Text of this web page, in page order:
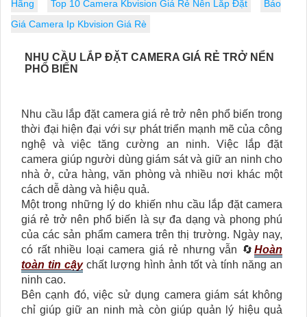
Hãng
Top 10 Camera Kbvision Giá Rẻ Nên Lắp Đặt
Báo
Giá Camera Ip Kbvision Giá Rè
NHU CẦU LẮP ĐẶT CAMERA GIÁ RẺ TRỞ NỂN
PHỔ BIẾN
Nhu cầu lắp đặt camera giá rẻ trở nên phổ biến trong
thời đại hiện đại với sự phát triển mạnh mẽ của công
nghệ và việc tăng cường an ninh. Việc lắp đặt
camera giúp người dùng giám sát và giữ an ninh cho
nhà ở, cửa hàng, văn phòng và nhiều nơi khác một
cách dễ dàng và hiệu quả.
Một trong những lý do khiến nhu cầu lắp đặt camera
giá rẻ trở nên phổ biến là sự đa dạng và phong phú
của các sản phẩm camera trên thị trường. Ngày nay,
có rất nhiều loại camera giá rẻ nhưng vẫn 🔄 Hoàn
toàn tin cậychất lượng hình ảnh tốt và tính năng an
ninh cao.
Bên cạnh đó, việc sử dụng camera giám sát không
chỉ giúp giữ an ninh mà còn giúp quản lý hiệu quả